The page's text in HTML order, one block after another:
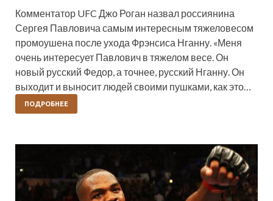
Комментатор UFC Джо Роган назвал россиянина
Сергея Павловича самым интересным тяжеловесом
промоушена после ухода Фрэнсиса Нганну. «Меня
очень интересует Павлович в тяжелом весе. Он
новый русский Федор, а точнее, русский Нганну. Он
выходит и выносит людей своими пушками, как это…
ПОДРОБНЕЕ